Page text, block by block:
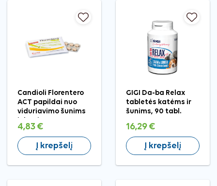
Candioli Florentero
ACT papildai nuo
viduriavimo šunims
4,83 €
Į krepšelį
GIGI Da-ba Relax
tabletės katėms ir
šunims, 90 tabl.
16,29 €
Į krepšelį